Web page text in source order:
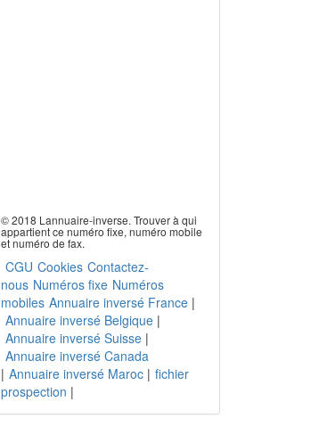
© 2018 Lannuaire-inverse. Trouver à qui
appartient ce numéro fixe, numéro mobile
et numéro de fax.
CGU Cookies Contactez-
nous Numéros fixe Numéros
mobiles Annuaire inversé France|
Annuaire inversé Belgique|
Annuaire inversé Suisse|
Annuaire inversé Canada
| Annuaire inversé Maroc| fichier
prospection |